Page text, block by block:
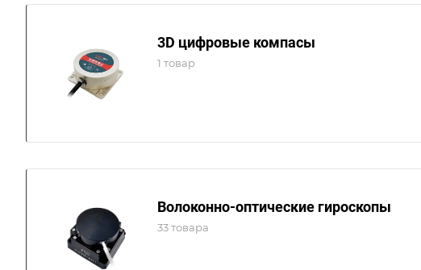
3D цифровые компасы
1 товар
Волоконно-оптические гироскопы
33 товара